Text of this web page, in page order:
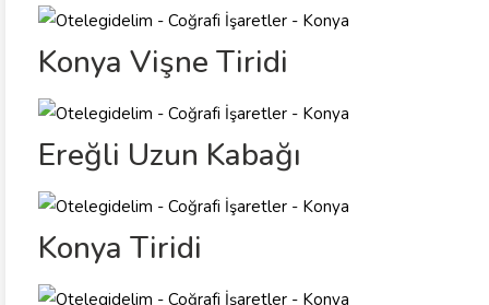
Konya Vişne Tiridi
Ereğli Uzun Kabağı
Konya Tiridi